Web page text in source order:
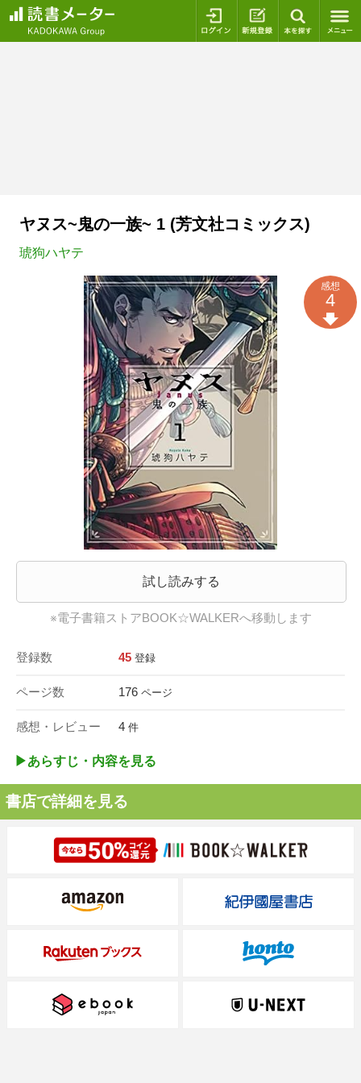
ログイン 新規登録
ヤヌス~鬼の一族~ 1 (芳文社コミックス)
琥狗ハヤテ
試し読みする
※電子書籍ストアBOOK☆WALKERへ移動します
登録数 45 登録
ページ数 176 ページ
感想・レビュー 4 件
感想
4
▶︎あらすじ・内容を見る
書店で詳細を見る